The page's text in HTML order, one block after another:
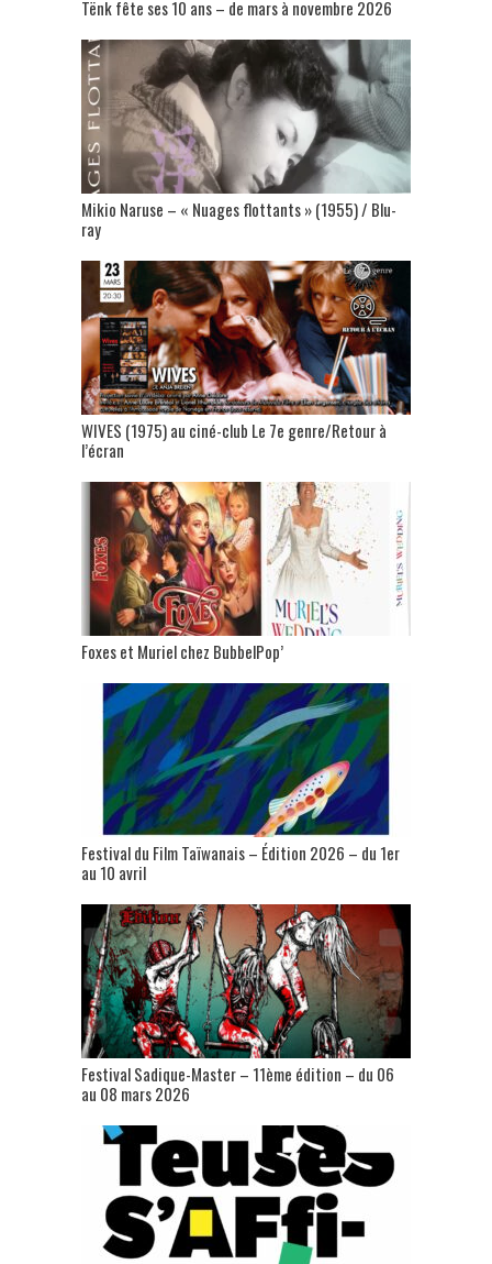
Tënk fête ses 10 ans – de mars à novembre 2026
Mikio Naruse – « Nuages flottants » (1955) / Blu-
ray
WIVES (1975) au ciné-club Le 7e genre/Retour à
l’écran
Foxes et Muriel chez BubbelPop’
Festival du Film Taïwanais – Édition 2026 – du 1er
au 10 avril
Festival Sadique-Master – 11ème édition – du 06
au 08 mars 2026